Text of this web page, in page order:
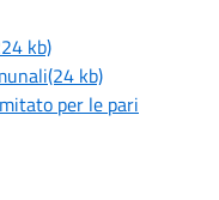
kb)
kb)
per le pari